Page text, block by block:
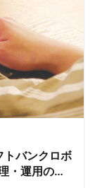
トバンクロボ
・運用の強